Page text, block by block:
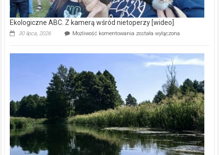
Ekologiczne ABC. Z kamerą wśród nietoperzy [wideo]
30 lipca, 2026 Możliwość komentowania Ekologiczne
kamerą
wśród
została wyłączona